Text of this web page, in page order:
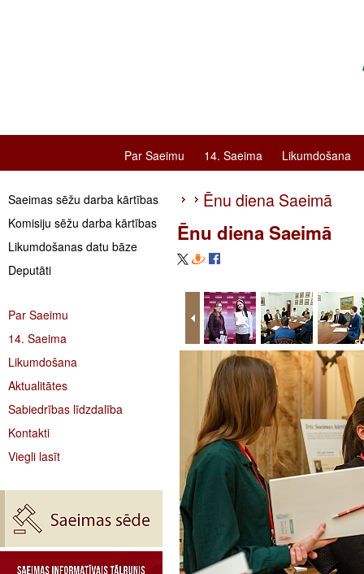
Par Saeimu 14. Saeima Likumdošana
Saeimas sēžu darba kārtības
Komisiju sēžu darba kārtības
Likumdošanas datu bāze
Deputāti
Par Saeimu
14. Saeima
Likumdošana
Aktualitātes
Sabiedrības līdzdalība
Kontakti
Viegli lasīt
Ēnu diena Saeimā
Ēnu diena Saeimā